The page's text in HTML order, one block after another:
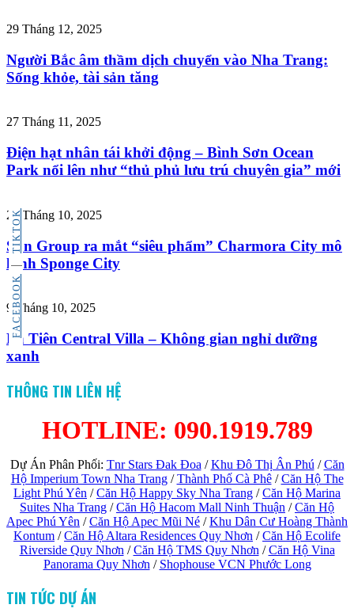
FACEBOOK
TIKTOK
29 Tháng 12, 2025
Người Bắc âm thầm dịch chuyển vào Nha Trang:
Sống khỏe, tài sản tăng
27 Tháng 11, 2025
Điện hạt nhân tái khởi động – Bình Sơn Ocean
Park nổi lên như “thủ phủ lưu trú chuyên gia” mới
29 Tháng 10, 2025
Sun Group ra mắt “siêu phẩm” Charmora City mô
hình Sponge City
9 Tháng 10, 2025
La Tiên Central Villa – Không gian nghỉ dưỡng
xanh
THÔNG TIN LIÊN HỆ
HOTLINE: 090.1919.789
Dự Án Phân Phối: Tnr Stars Đak Đoa/Khu Đô Thị Ân Phú/Căn
Hộ Imperium Town Nha Trang/Thành Phố Cà Phê/Căn Hộ The
Light Phú Yên /Căn Hộ Happy Sky Nha Trang /Căn Hộ Marina
Suites Nha Trang /Căn Hộ Hacom Mall Ninh Thuận /Căn Hộ
Apec Phú Yên /Căn Hộ Apec Mũi Né /Khu Dân Cư Hoàng Thành
Kontum /Căn Hộ Altara Residences Quy Nhơn /Căn Hộ Ecolife
Riverside Quy Nhơn/Căn Hộ TMS Quy Nhơn/Căn Hộ Vina
Panorama Quy Nhơn/ Shophouse VCN Phước Long
TIN TỨC DỰ ÁN